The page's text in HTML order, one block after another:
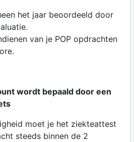
het jaar beoordeeld door
van je POP opdrachten
wordt bepaald door een
moet je het ziekteattest
steeds binnen de 2